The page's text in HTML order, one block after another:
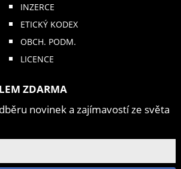
INZERCE
ETICKÝ KODEX
OBCH. PODM.
LICENCE
ZDARMA
novinek a zajímavostí ze světa